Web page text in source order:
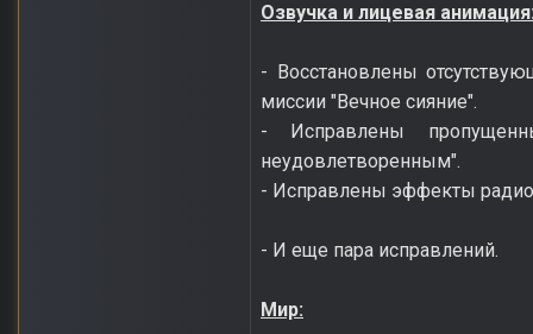
Озвучка и лицевая
- Восстановлены
миссии "Вечное сияние".
- Исправлены
неудовлетворенным".
- Исправлены эффекты
- И еще пара исправлений.
Мир: